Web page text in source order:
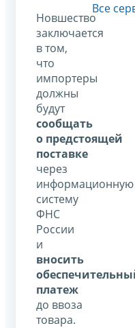
Новшество
заключается
в том,
что
импортеры
должны
будут
сообщать
о предстоящей
поставке
через
информационную
систему
ФНС
России
и
вносить
платеж
до ввоза
товара.
Все